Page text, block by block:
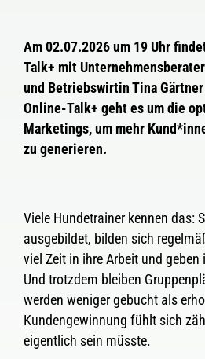
Am 02.07.2026 um 19 Uhr
Talk+ mit
und Betriebswirtin Tina
Online-Talk+ geht es um die
Marketings, um mehr
zu generieren.
Viele Hundetrainer kennen das:
ausgebildet, bilden sich
viel Zeit in ihre Arbeit und
Und trotzdem bleiben
werden weniger gebucht als
Kundengewinnung fühlt sich
eigentlich sein müsste.